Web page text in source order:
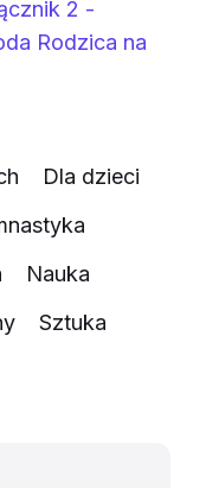
2 -
Rodzica na
Dla dzieci
Nauka
Sztuka